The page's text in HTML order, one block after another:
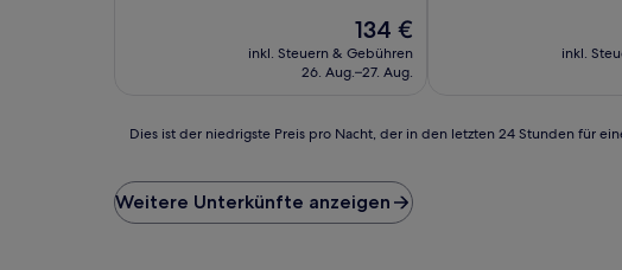
Der
Preis
beträgt
134 €
inkl. Steuern & Gebühren
26. Aug.–27. Aug.
inkl.
Dies
niedrigste
Preis
Dies ist der niedrigste Preis pro Nacht, der in den letzten 24 Stunden für
Weitere Unterkünfte anzeigen